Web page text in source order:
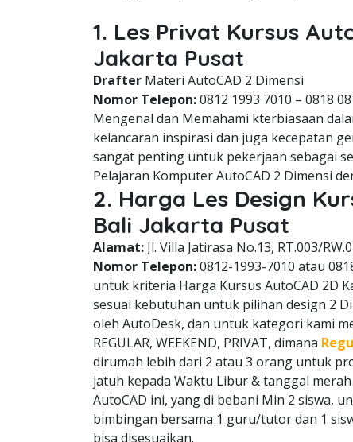
1. Les Privat Kursus
Jakarta Pusat
Drafter Materi AutoCAD 2 Dimensi
Nomor Telepon:0812 1993 7010 – 0818
Mengenal dan Memahami kterbiasaan
kelancaran inspirasi dan juga kecepatan
sangat penting untuk pekerjaan sebagai
Pelajaran Komputer AutoCAD 2 Dimensi
2. Harga Les Design
Bali Jakarta Pusat
Alamat: Jl. Villa Jatirasa No.13, RT.003/
Nomor Telepon:0812-1993-7010 atau
untuk kriteria Harga Kursus AutoCAD 2D
sesuai kebutuhan untuk pilihan design 2
oleh AutoDesk, dan untuk kategori kami
REGULAR, WEEKEND, PRIVAT, dimana
dirumah lebih dari 2 atau 3 orang untuk
jatuh kepada Waktu Libur & tanggal
AutoCAD ini, yang di bebani Min 2 siswa,
bimbingan bersama 1 guru/tutor dan 1
bisa disesuaikan.